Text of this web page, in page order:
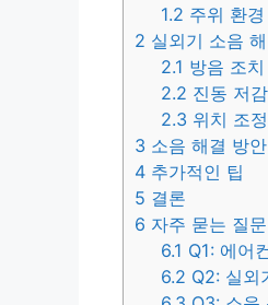
1.2 주위 환경
2 실외기 소음
2.1 방음 조치
2.2 진동 저
2.3 위치 조정
3 소음 해결 방
4 추가적인 팁
5 결론
6 자주 묻는 질
6.1 Q1: 에어
6.2 Q2: 실외